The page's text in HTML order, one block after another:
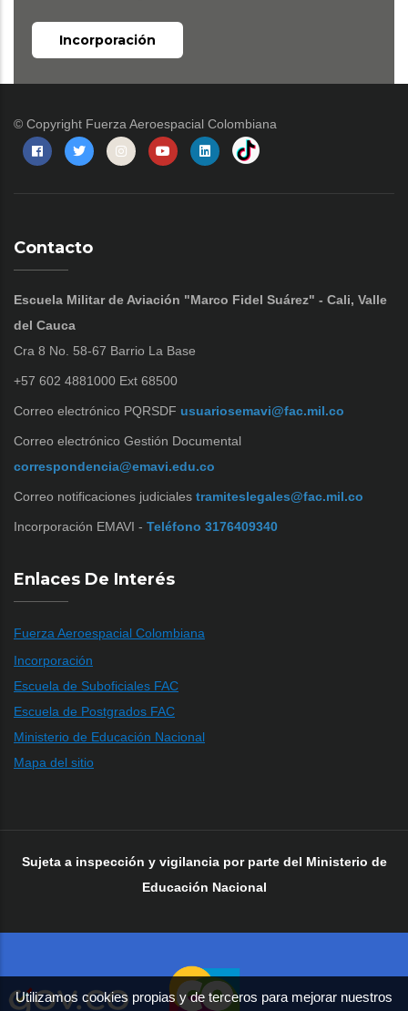
Incorporación
© Copyright Fuerza Aeroespacial Colombiana
Contacto
Escuela Militar de Aviación "Marco Fidel Suárez" - Cali, Valle
del Cauca
Cra 8 No. 58-67 Barrio La Base
+57 602 4881000 Ext 68500
Correo electrónico PQRSDF usuariosemavi@fac.mil.co
Correo electrónico Gestión Documental
correspondencia@emavi.edu.co
Correo notificaciones judiciales tramiteslegales@fac.mil.co
Incorporación EMAVI - Teléfono 3176409340
Enlaces De Interés
Fuerza Aeroespacial Colombiana
Incorporación
Escuela de Suboficiales FAC
Escuela de Postgrados FAC
Ministerio de Educación Nacional
Mapa del sitio
Sujeta a inspección y vigilancia por parte del Ministerio de
Educación Nacional
Utilizamos cookies propias y de terceros para mejorar nuestros